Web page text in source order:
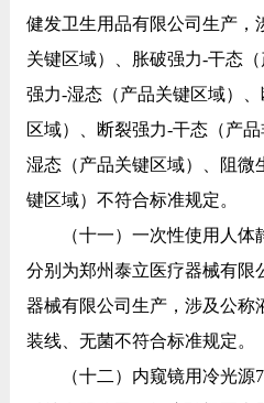
健发卫生用品有限公司生产，
关键区域）、胀破强力-干态
强力-湿态（产品关键区域）
区域）、断裂强力-干态（产
湿态（产品关键区域）、阻微
键区域）不符合标准规定。
（十一）一次性使用人体静
分别为郑州泰立医疗器械有限
器械有限公司生产，涉及公称
装线、无菌不符合标准规定。
（十二）内窥镜用冷光源7